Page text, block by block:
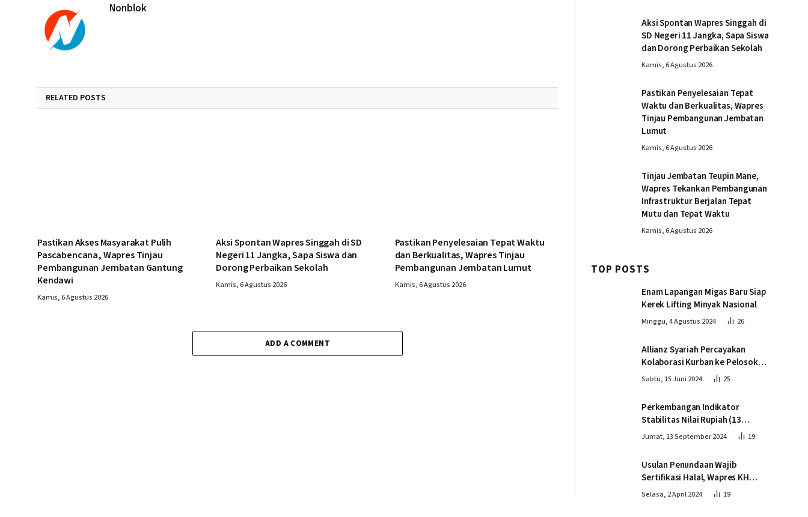
Nonblok
RELATED POSTS
Pastikan Akses Masyarakat Pulih
Pascabencana, Wapres Tinjau
Pembangunan Jembatan Gantung
Kendawi
Kamis, 6 Agustus 2026
Aksi Spontan Wapres Singgah di SD
Negeri 11 Jangka, Sapa Siswa dan
Dorong Perbaikan Sekolah
Kamis, 6 Agustus 2026
Pastikan Penyelesaian Tepat Waktu
dan Berkualitas, Wapres Tinjau
Pembangunan Jembatan Lumut
Kamis, 6 Agustus 2026
ADD A COMMENT
Aksi Spontan Wapres Singgah di
SD Negeri 11 Jangka, Sapa Siswa
dan Dorong Perbaikan Sekolah
Kamis, 6 Agustus 2026
Pastikan Penyelesaian Tepat
Waktu dan Berkualitas, Wapres
Tinjau Pembangunan Jembatan
Lumut
Kamis, 6 Agustus 2026
Tinjau Jembatan Teupin Mane,
Wapres Tekankan Pembangunan
Infrastruktur Berjalan Tepat
Mutu dan Tepat Waktu
Kamis, 6 Agustus 2026
TOP POSTS
Enam Lapangan Migas Baru Siap
Kerek Lifting Minyak Nasional
Minggu, 4 Agustus 2024 26
Allianz Syariah Percayakan
Kolaborasi Kurban ke Pelosok
Negeri bersama Dompet Dhuafa
Sabtu, 15 Juni 2024 25
Perkembangan Indikator
Stabilitas Nilai Rupiah (13
September 2024)
Jumat, 13 September 2024 19
Usulan Penundaan Wajib
Sertifikasi Halal, Wapres KH
Ma’ruf Amin: Proses Tetap
Selasa, 2 April 2024 19